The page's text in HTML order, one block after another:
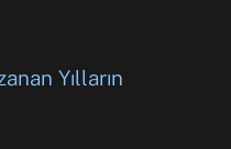
Yılların